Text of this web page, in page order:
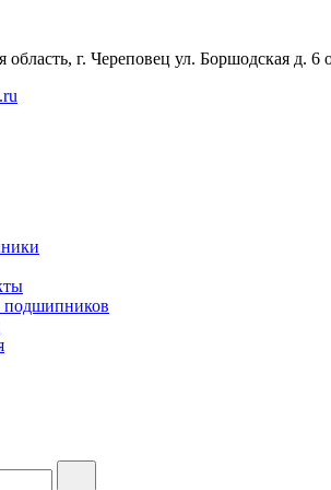
область, г. Череповец ул. Боршодская д. 6
подшипников